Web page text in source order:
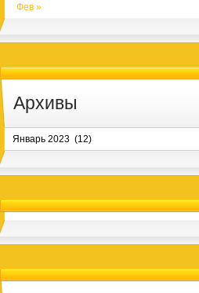
Фев »
Архивы
Архивы